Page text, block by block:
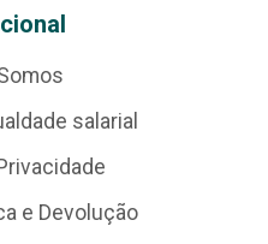
salarial
e Devolução